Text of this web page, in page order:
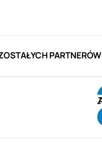
PARTNERÓW